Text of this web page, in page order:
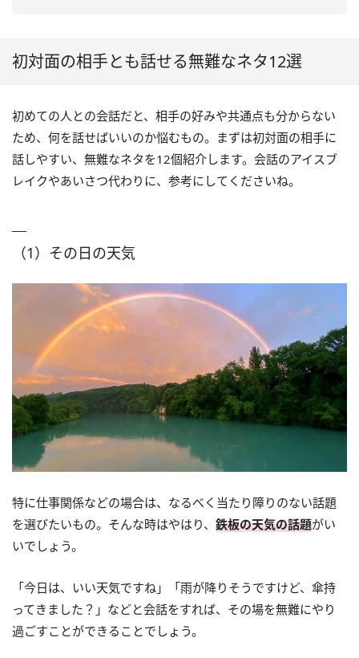
（6）有名人の明るいニュース
（8）お得情報
（9）好きな芸能人や推しのアイドル
（10）好きな歌手や歌
（5）お互いの第一印象
（7）自分の少し変わった趣味
（8）頑張っていること
初対面の相手とも話せる無難なネタ12選
初めての人との会話だと、相手の好みや共通点も分からない
ため、何を話せばいいのか悩むもの。まずは初対面の相手に
話しやすい、無難なネタを12個紹介します。会話のアイスブ
レイクやあいさつ代わりに、参考にしてくださいね。
（1）その日の天気
特に仕事関係などの場合は、なるべく当たり障りのない話題
を選びたいもの。そんな時はやはり、 鉄板の天気の話題がい
いでしょう。
「今日は、いい天気ですね」「雨が降りそうですけど、傘持
ってきました？」などと会話をすれば、その場を無難にやり
過ごすことができることでしょう。